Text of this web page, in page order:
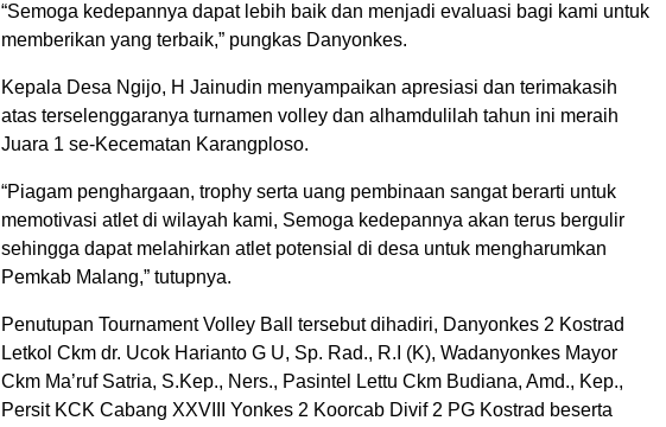
“Semoga kedepannya dapat lebih baik dan menjadi evaluasi bagi kami untuk
memberikan yang terbaik,” pungkas Danyonkes.
Kepala Desa Ngijo, H Jainudin menyampaikan apresiasi dan terimakasih
atas terselenggaranya turnamen volley dan alhamdulilah tahun ini meraih
Juara 1 se-Kecematan Karangploso.
“Piagam penghargaan, trophy serta uang pembinaan sangat berarti untuk
memotivasi atlet di wilayah kami, Semoga kedepannya akan terus bergulir
sehingga dapat melahirkan atlet potensial di desa untuk mengharumkan
Pemkab Malang,” tutupnya.
Penutupan Tournament Volley Ball tersebut dihadiri, Danyonkes 2 Kostrad
Letkol Ckm dr. Ucok Harianto G U, Sp. Rad., R.I (K), Wadanyonkes Mayor
Ckm Ma’ruf Satria, S.Kep., Ners., Pasintel Lettu Ckm Budiana, Amd., Kep.,
Persit KCK Cabang XXVIII Yonkes 2 Koorcab Divif 2 PG Kostrad beserta